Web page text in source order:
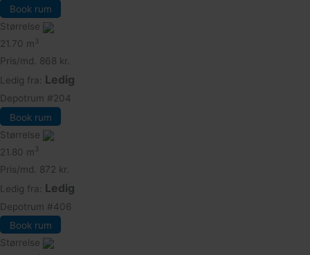
Book rum
Størrelse
21.70 m3
Pris/md. 868 kr.
Ledig fra: Ledig
Depotrum #204
Book rum
Størrelse
21.80 m3
Pris/md.
872 kr.
Ledig fra: Ledig
Depotrum #406
Book rum
Størrelse